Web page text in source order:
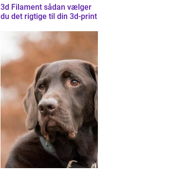
3d Filament sådan vælger
du det rigtige til din 3d-print